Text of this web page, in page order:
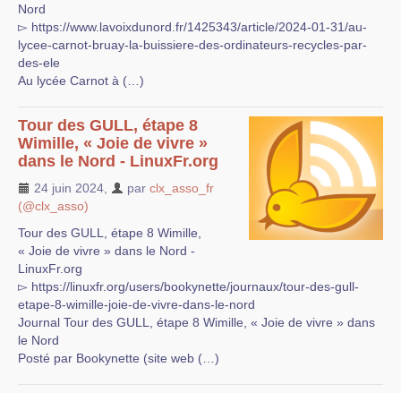
Nord
▻ https://www.lavoixdunord.fr/1425343/article/2024-01-31/au-
lycee-carnot-bruay-la-buissiere-des-ordinateurs-recycles-par-
des-ele
Au lycée Carnot à (…)
Tour des GULL, étape 8
Wimille, « Joie de vivre »
dans le Nord - LinuxFr.org
24 juin 2024 par clx_asso_fr
(@clx_asso)
Tour des GULL, étape 8 Wimille,
« Joie de vivre » dans le Nord -
LinuxFr.org
▻ https://linuxfr.org/users/bookynette/journaux/tour-des-gull-
etape-8-wimille-joie-de-vivre-dans-le-nord
Journal Tour des GULL, étape 8 Wimille, « Joie de vivre » dans
le Nord
Posté par Bookynette (site web (…)